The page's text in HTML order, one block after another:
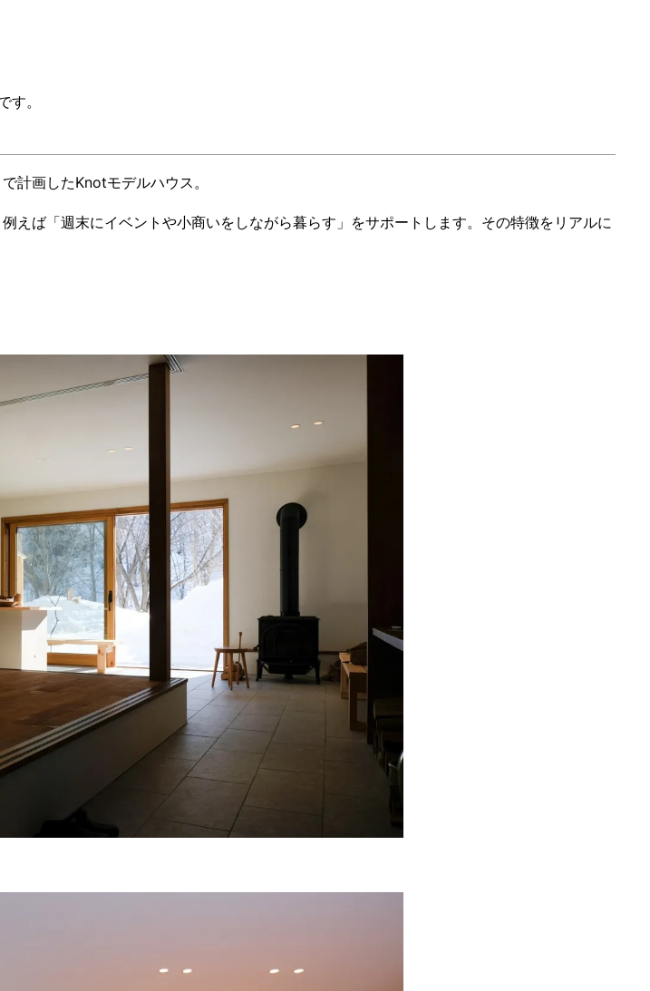
。
計画したKnotモデルハウス。
えば「週末にイベントや小商いをしながら暮らす」をサポートします。その特徴をリアルに